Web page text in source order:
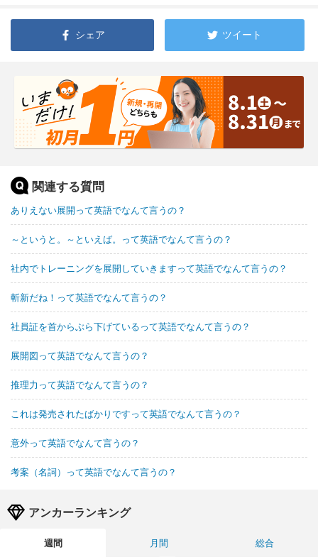
シェア ツイート
関連する質問
ありえない展開って英語でなんて言うの？
～というと。～といえば。って英語でなんて言うの？
社内でトレーニングを展開していきますって英語でなんて言うの？
斬新だね！って英語でなんて言うの？
社員証を首からぶら下げているって英語でなんて言うの？
展開図って英語でなんて言うの？
推理力って英語でなんて言うの？
これは発売されたばかりですって英語でなんて言うの？
意外って英語でなんて言うの？
考案（名詞）って英語でなんて言うの？
アンカーランキング
週間 月間
総合